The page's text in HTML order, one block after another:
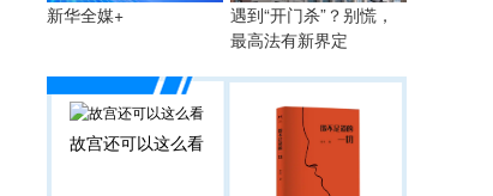
新华全媒+
遇到“开门杀”？别慌，
最高法有新界定
故宫还可以这么看